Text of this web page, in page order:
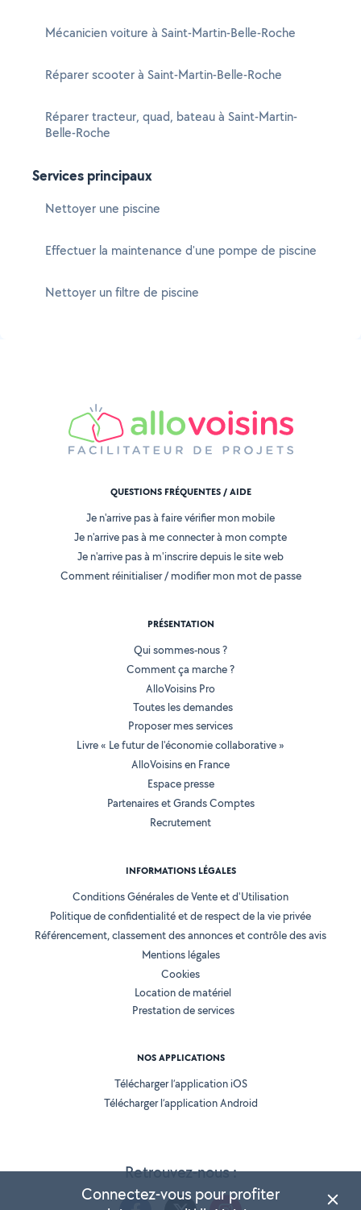
Mécanicien voiture à Saint-Martin-Belle-Roche
Réparer scooter à Saint-Martin-Belle-Roche
Réparer tracteur, quad, bateau à Saint-Martin-
Belle-Roche
Services principaux
Nettoyer une piscine
Effectuer la maintenance d'une pompe de piscine
Nettoyer un filtre de piscine
Retrouvez-nous :
QUESTIONS FRÉQUENTES / AIDE
Je n'arrive pas à faire vérifier mon mobile
Je n'arrive pas à me connecter à mon compte
Je n'arrive pas à m'inscrire depuis le site web
Comment réinitialiser / modifier mon mot de passe
PRÉSENTATION
Qui sommes-nous ?
Comment ça marche ?
AlloVoisins Pro
Toutes les demandes
Proposer mes services
Livre « Le futur de l'économie collaborative »
AlloVoisins en France
Espace presse
Partenaires et Grands Comptes
Recrutement
INFORMATIONS LÉGALES
Conditions Générales de Vente et d'Utilisation
Politique de confidentialité et de respect de la vie privée
Référencement, classement des annonces et contrôle des avis
Mentions légales
Cookies
Location de matériel
Prestation de services
NOS APPLICATIONS
Télécharger l’application iOS
Télécharger l’application Android
Connectez-vous pour profiter